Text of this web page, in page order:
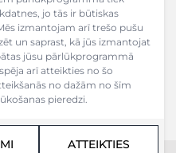
jo tās ir būtiskas
izmantojam arī trešo pušu
un saprast, kā jūs izmantojat
jūsu pārlūkprogrammā
arī atteikties no šo
no dažām no šīm
pieredzi.
ATTEIKTIES